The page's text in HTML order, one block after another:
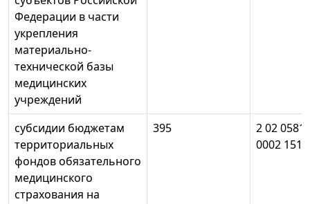
Федерации в части
укрепления
материально-
технической базы
медицинских
учреждений
субсидии бюджетам
территориальных
фондов обязательного
медицинского
страхования на
395
2 02
0002 151